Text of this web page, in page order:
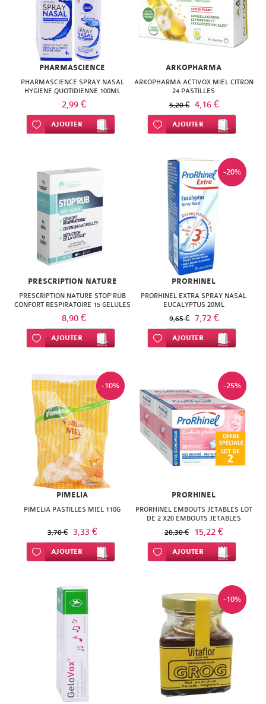
NATURA
PEDIAKID
PHYTEA
QUINTON
SANTE
VERTE
SOLGAR
DIET
URGO
NATURESYSTEM
NUTRISANTE
PHYTAROMASOL
AROMS
SANOFLORE
PHARMASCIENCE
PHARMASCIENCE SPRAY NASAL
HYGIENE QUOTIDIENNE 100ML
2,99 €
Ajouter à ma liste d’envie
AJOUTER
ARKOPHARMA
ARKOPHARMA ACTIVOX MIEL CITRON
24 PASTILLES
5,20 € 4,16 €
Ajouter à ma liste d’envie
AJOUTER
PRESCRIPTION NATURE
PRESCRIPTION NATURE STOP'RUB
CONFORT RESPIRATOIRE 15 GELULES
8,90 €
Ajouter à ma liste d’envie
AJOUTER
-20%
PRORHINEL
PRORHINEL EXTRA SPRAY NASAL
EUCALYPTUS 20ML
9,65 € 7,72 €
Ajouter à ma liste d’envie
AJOUTER
-10%
PIMELIA
PIMELIA PASTILLES MIEL 110G
3,70 € 3,33 €
Ajouter à ma liste d’envie
AJOUTER
-25%
PRORHINEL
PRORHINEL EMBOUTS JETABLES LOT
DE 2 X20 EMBOUTS JETABLES
20,30 € 15,22 €
Ajouter à ma liste d’envie
AJOUTER
-10%